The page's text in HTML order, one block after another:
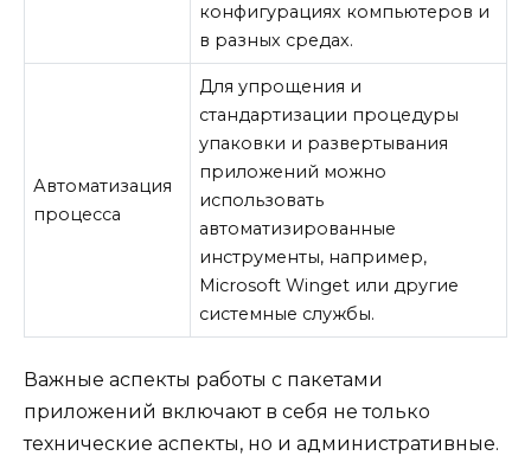
конфигурациях компьютеров и
в разных средах.
Автоматизация
процесса
Для упрощения и
стандартизации процедуры
упаковки и развертывания
приложений можно
использовать
автоматизированные
инструменты, например,
Microsoft Winget или другие
системные службы.
Важные аспекты работы с пакетами
приложений включают в себя не только
технические аспекты, но и административные.